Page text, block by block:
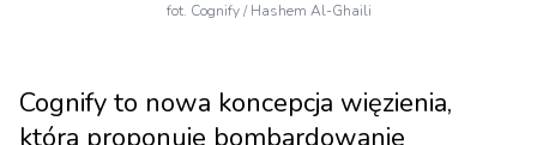
fot. Cognify / Hashem Al-Ghaili
Cognify to nowa koncepcja więzienia,
która proponuje bombardowanie